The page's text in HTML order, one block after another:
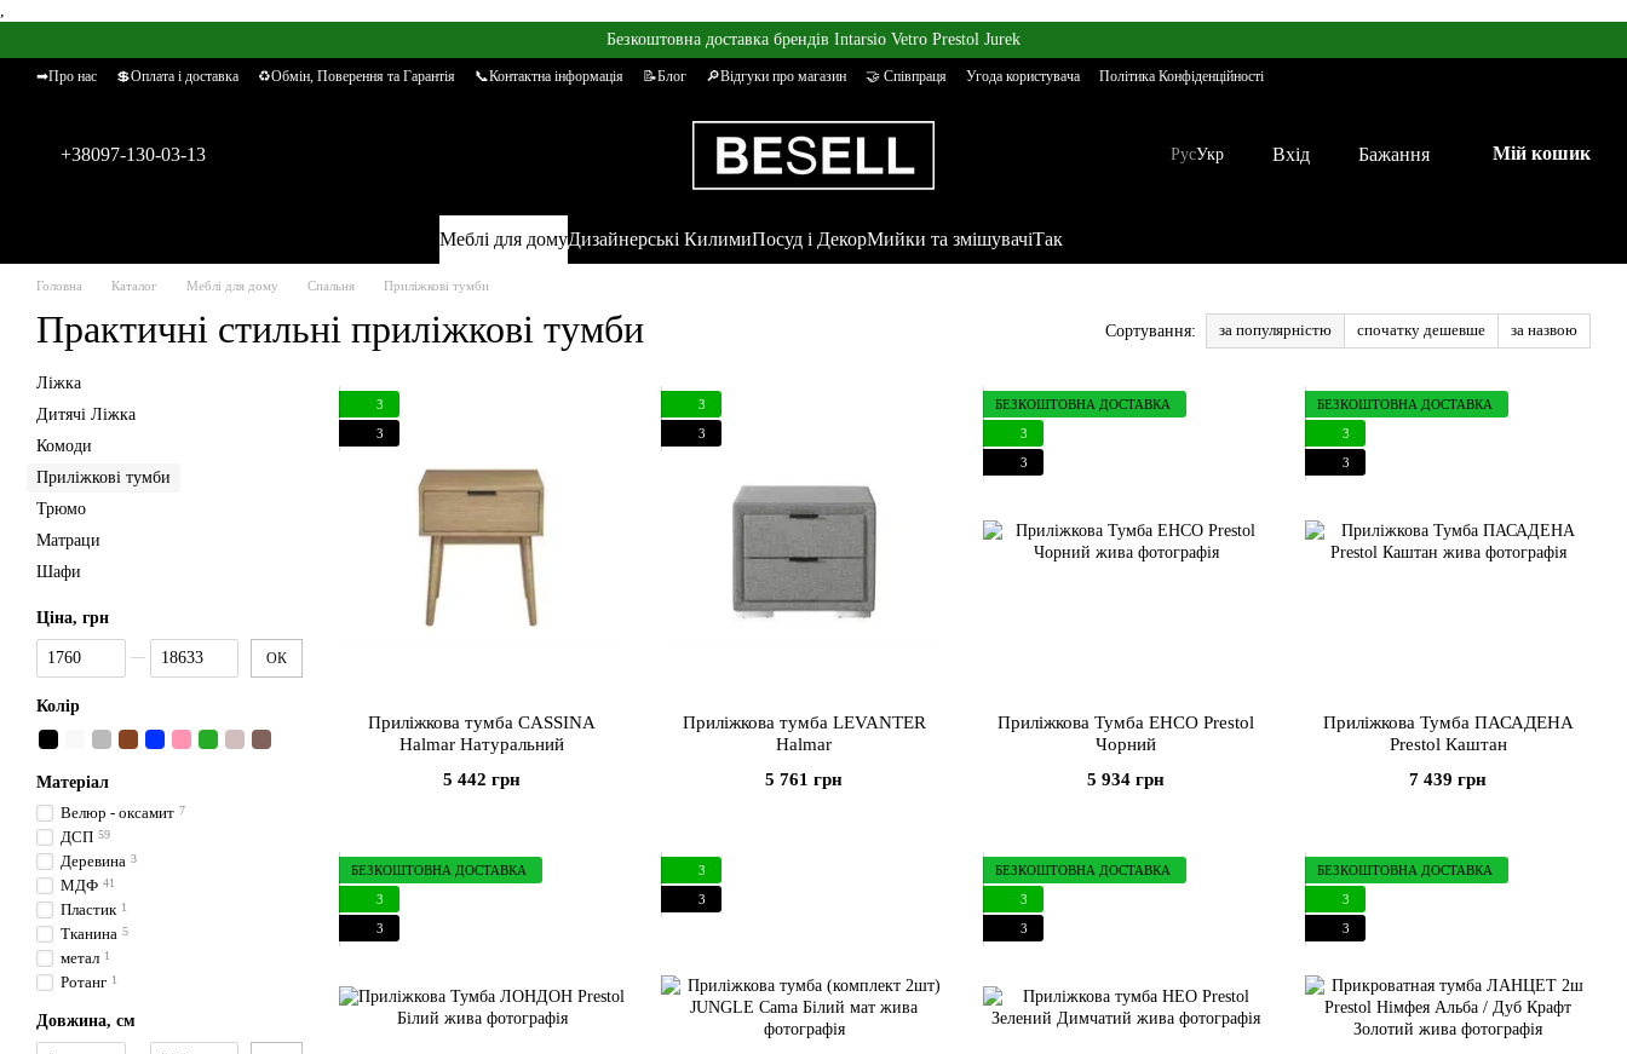
,
Безкоштовна доставка брендів Intarsio Vetro Prestol Jurek
➡Про нас 💲Оплата і доставка ♻Обмін, Поверення та Гарантія 📞Контактна інформація 📝Блог 🔎Відгуки про магазин 🤝 Співпраця Угода користувача Політика Конфіденційності
+38097-130-03-13 РусУкр Вхід Бажання Мій кошик
Меблі для домуДизайнерські КилимиПосуд і ДекорМийки та змішувачіТак
Головна Каталог Меблі для дому Спальня Приліжкові тумби
Практичні стильні приліжкові тумби Сортування: за популярністю спочатку дешевше за назвою
3
3
Приліжкова тумба CASSINA
Halmar Натуральний
5 442 грн
3
3
Приліжкова тумба LEVANTER
Halmar
5 761 грн
БЕЗКОШТОВНА ДОСТАВКА
3
3
Приліжкова Тумба ЕНСО Prestol
Чорний
5 934 грн
БЕЗКОШТОВНА ДОСТАВКА
3
3
Приліжкова Тумба ПАСАДЕНА
Prestol Каштан
7 439 грн
БЕЗКОШТОВНА ДОСТАВКА
3
3
3
3
БЕЗКОШТОВНА ДОСТАВКА
3
3
БЕЗКОШТОВНА ДОСТАВКА
3
3
Ліжка
Дитячі Ліжка
Комоди
Приліжкові тумби
Трюмо
Матраци
Шафи
Ціна, грн
От Ціна, грн
До Ціна, грн
ОК
Колір
Матеріал
Велюр - оксамит 7
ДСП 59
Деревина 3
МДФ 41
Пластик 1
Тканина 5
метал 1
Ротанг 1
Довжина, см